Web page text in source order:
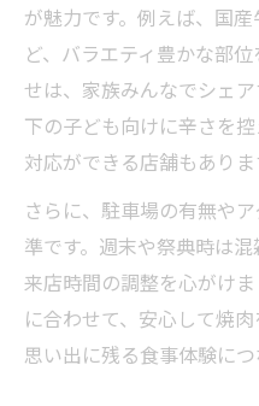
が魅力です。例えば、国
ど、バラエティ豊かな部
せは、家族みんなでシェ
下の子ども向けに辛さを
対応ができる店舗もありま
さらに、駐車場の有無や
準です。週末や祭典時は
来店時間の調整を心がけ
に合わせて、安心して焼
思い出に残る食事体験につ